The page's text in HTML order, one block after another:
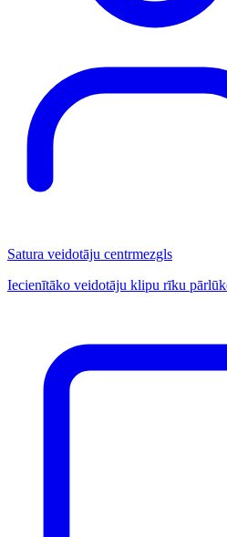
Satura veidotāju centrmezgls
Iecienītāko veidotāju klipu rīku